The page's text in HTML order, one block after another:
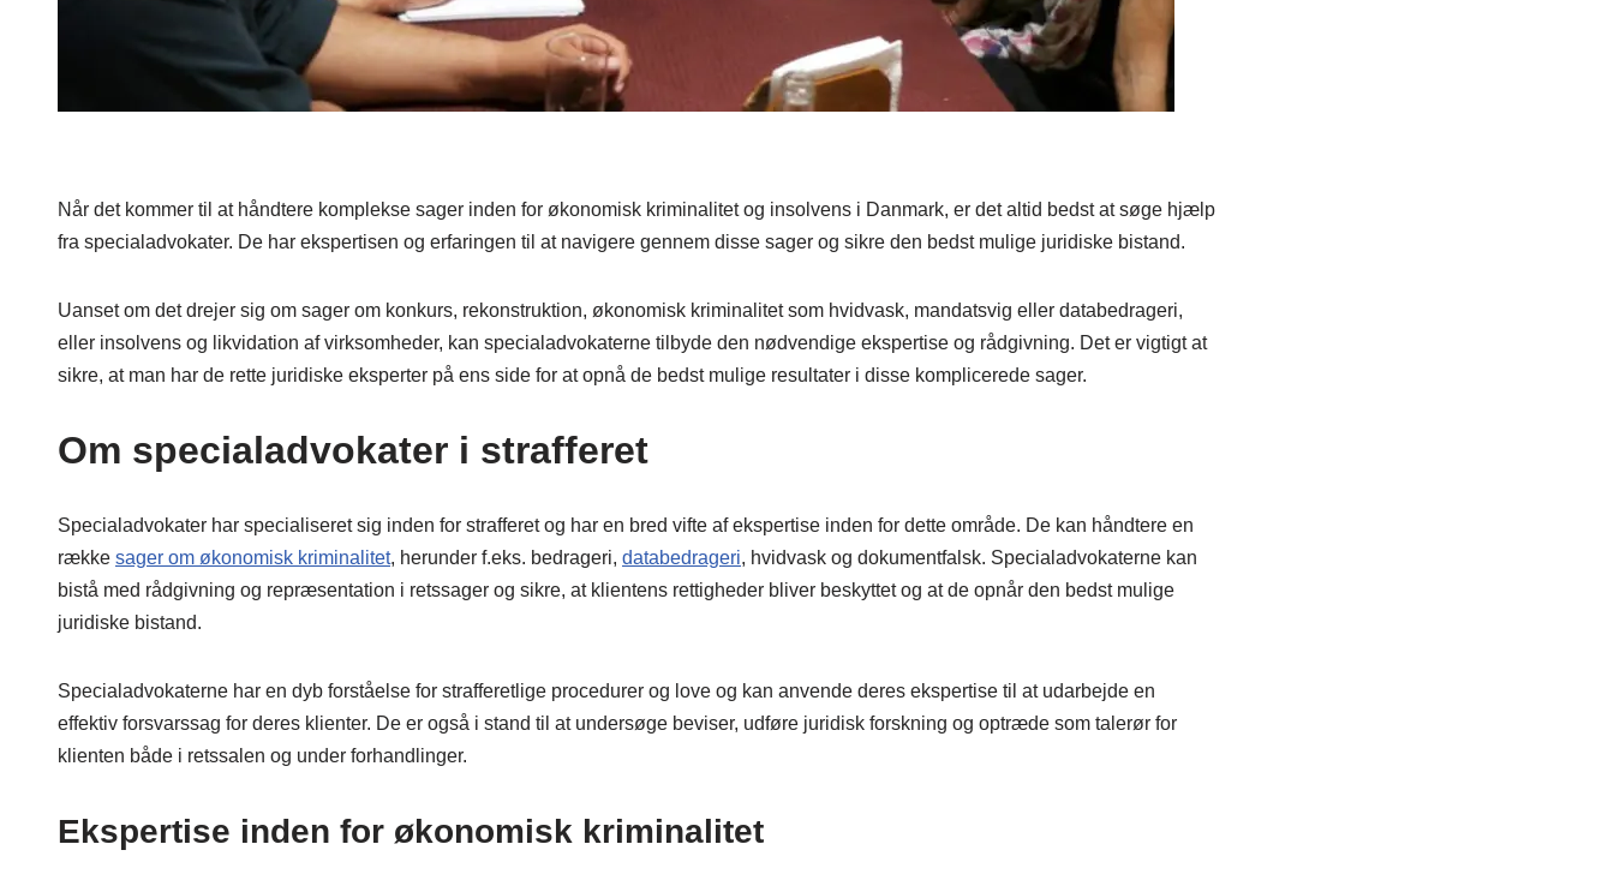
Når det kommer til at håndtere komplekse sager inden for økonomisk kriminalitet og insolvens i Danmark, er det altid bedst at søge hjælp
fra specialadvokater. De har ekspertisen og erfaringen til at navigere gennem disse sager og sikre den bedst mulige juridiske bistand.
Uanset om det drejer sig om sager om konkurs, rekonstruktion, økonomisk kriminalitet som hvidvask, mandatsvig eller databedrageri,
eller insolvens og likvidation af virksomheder, kan specialadvokaterne tilbyde den nødvendige ekspertise og rådgivning. Det er vigtigt at
sikre, at man har de rette juridiske eksperter på ens side for at opnå de bedst mulige resultater i disse komplicerede sager.
Om specialadvokater i strafferet
Specialadvokater har specialiseret sig inden for strafferet og har en bred vifte af ekspertise inden for dette område. De kan håndtere en
række sager om økonomisk kriminalitet, herunder f.eks. bedrageri, databedrageri, hvidvask og dokumentfalsk. Specialadvokaterne kan
bistå med rådgivning og repræsentation i retssager og sikre, at klientens rettigheder bliver beskyttet og at de opnår den bedst mulige
juridiske bistand.
Specialadvokaterne har en dyb forståelse for strafferetlige procedurer og love og kan anvende deres ekspertise til at udarbejde en
effektiv forsvarssag for deres klienter. De er også i stand til at undersøge beviser, udføre juridisk forskning og optræde som talerør for
klienten både i retssalen og under forhandlinger.
Ekspertise inden for økonomisk kriminalitet